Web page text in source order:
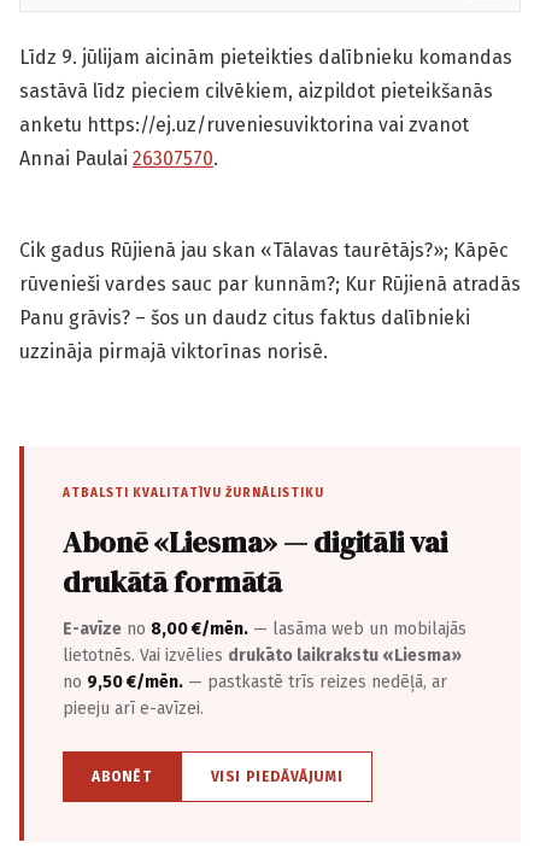
Līdz 9. jūlijam aicinām pieteikties dalībnieku komandas
sastāvā līdz pieciem cilvēkiem, aizpildot pieteikšanās
anketu https://ej.uz/ruveniesuviktorina vai zvanot
Annai Paulai 26307570.
Cik gadus Rūjienā jau skan «Tālavas taurētājs?»; Kāpēc
rūvenieši vardes sauc par kunnām?; Kur Rūjienā atradās
Panu grāvis? – šos un daudz citus faktus dalībnieki
uzzināja pirmajā viktorīnas norisē.
ATBALSTI KVALITATĪVU ŽURNĀLISTIKU
Abonē «Liesma» — digitāli vai
drukātā formātā
E-avīze no 8,00 €/mēn. — lasāma web un mobilajās
lietotnēs. Vai izvēlies drukāto laikrakstu «Liesma»
no 9,50 €/mēn. — pastkastē trīs reizes nedēļā, ar
pieeju arī e-avīzei.
ABONĒT VISI PIEDĀVĀJUMI